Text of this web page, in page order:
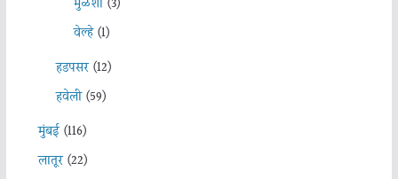
मुळशी(3)
वेल्हे(1)
हडपसर(12)
हवेली(59)
मुंबई(116)
लातूर(22)